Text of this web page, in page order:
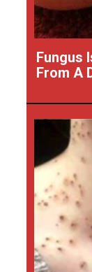
Fungus
From A